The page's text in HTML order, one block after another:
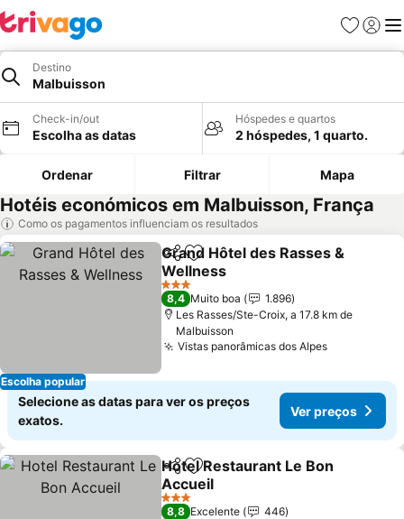
Favoritos
Iniciar
Destino
Malbuisson
Check-in/out
Escolha as datas
Hóspedes e quartos
2 hóspedes, 1 quarto.
Ordenar Filtrar Mapa
Hotéis económicos em Malbuisson, França
Como os pagamentos influenciam os resultados
Escolha popular
PartilharAdicionar aos favoritos
Grand Hôtel des Rasses &
Wellness
Ver preços
3 Estrelas
8,4 Muito boa
1.896
Les Rasses/Ste-Croix, a 17.8 km de
Malbuisson
Vistas panorâmicas dos AlpesVer preços
Selecione as datas para ver os preços
exatos.
Ver preços
PartilharAdicionar aos favoritos
Hotel Restaurant Le Bon
Accueil
Ver preços
3 Estrelas
8,8 Excelente
446